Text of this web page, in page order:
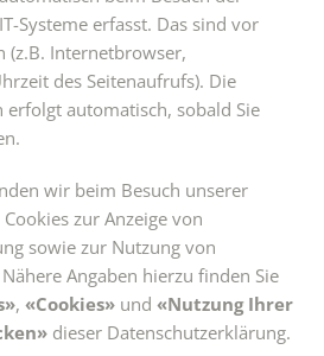
Systeme erfasst. Das sind vor
(z.B. Internetbrowser,
des Seitenaufrufs). Die
erfolgt automatisch, sobald Sie
wir beim Besuch unserer
zur Anzeige von
sowie zur Nutzung von
Angaben hierzu finden Sie
, «Cookies» und «Nutzung Ihrer
dieser Datenschutzerklärung.